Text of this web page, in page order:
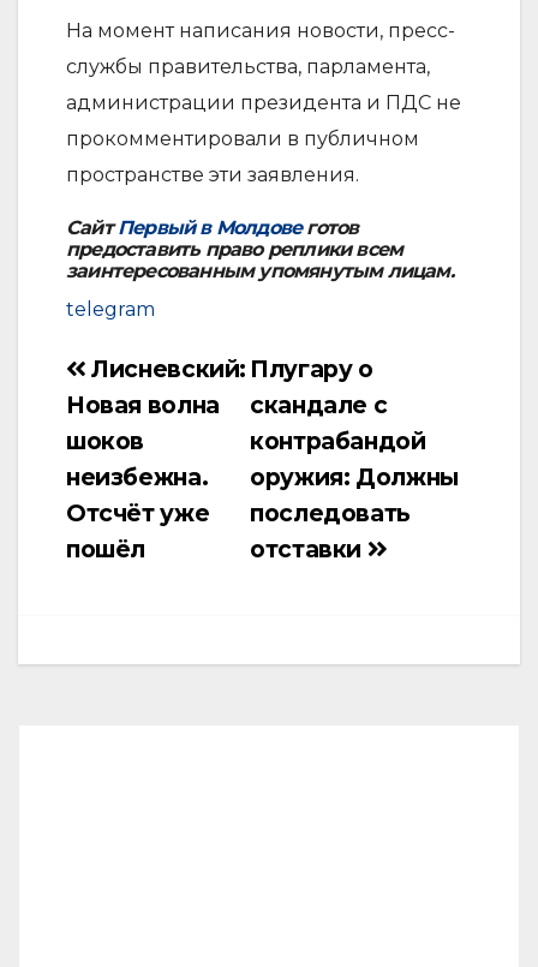
На момент написания новости, пресс-
службы правительства, парламента,
администрации президента и ПДС не
прокомментировали в публичном
пространстве эти заявления.
СайтПервый в Молдовеготов
предоставить право реплики всем
заинтересованным упомянутым лицам.
telegram
Навигация
по
записям
Плугару о
скандале с
контрабандой
оружия: Должны
последовать
отставки
Лисневский:
Новая волна
шоков
неизбежна.
Отсчёт уже
пошёл